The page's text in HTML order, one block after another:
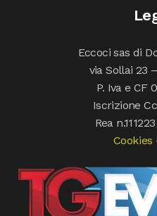
Eccoci sas di
via Sollai 23
P. Iva e CF
Iscrizione
Rea
Cookies